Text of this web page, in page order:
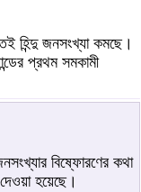
হিন্দু জনসংখ্যা কমছে।
প্রথম সমকামী
বিষ্ফোরণের কথা
হয়েছে।